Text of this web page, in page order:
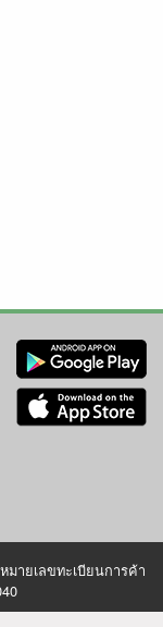
มายเลขทะเบียนการค้า